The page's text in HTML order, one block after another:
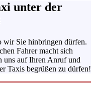
unter der
wir Sie hinbringen dürfen.
Fahrer macht sich
uns auf Ihren Anruf und
Taxis begrüßen zu dürfen!